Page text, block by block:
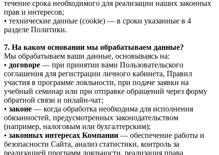
течение срока необходимого для реализации наших законных
прав и интересов;
• технические данные (cookie) — в сроки указанные в 4
разделе Политики.
7. На каком основании мы обрабатываем данные?
Мы обрабатываем ваши данные, основываясь на:
• договоре — при принятии вами Пользовательского
соглашения для регистрации личного кабинета, Правил
участия в программе лояльности, при подаче заявки на
учебный семинар или при отправке обращений через форму
обратной связи и онлайн-чат;
• законе — когда обработка необходима для исполнения
обязанностей, предусмотренных законодательством
(например, налоговым или бухгалтерским);
• законных интересах Компании — обеспечение работы и
безопасности Сайта, анализ статистики, контроль за
реализацией программ лояльности, реализация права